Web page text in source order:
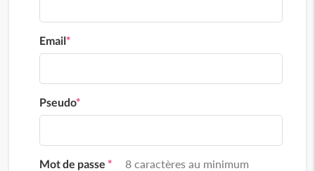
Email*
Pseudo*
Mot de passe * 8 caractères au minimum